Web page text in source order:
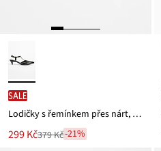
SALE
Lodičky s řemínkem přes nárt, s lakovaným vzhledem
Nová
299 Kč
Zlevněno379 Kč-21%